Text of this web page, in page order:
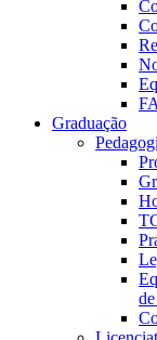
Graduação